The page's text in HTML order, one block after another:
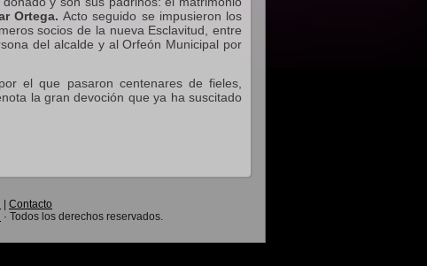
Ortega.Acto seguido se impusieron los
socios de la nueva Esclavitud, entre
del alcalde y al Orfeón Municipal por
el que pasaron centenares de fieles,
la gran devoción que ya ha suscitado
Contacto
· Todos los derechos reservados.